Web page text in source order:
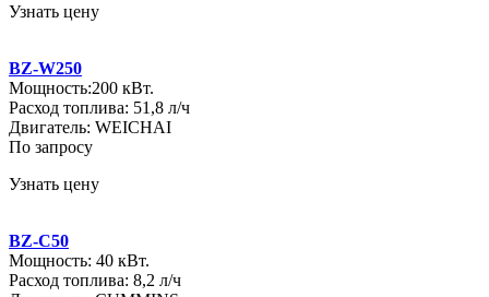
Узнать цену
BZ-W250
Мощность:200 кВт.
Расход топлива: 51,8 л/ч
Двигатель: WEICHAI
По запросу
Узнать цену
BZ-C50
Мощность: 40 кВт.
Расход топлива: 8,2 л/ч